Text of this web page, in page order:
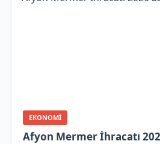
EKONOMI
Afyon Mermer İhracatı